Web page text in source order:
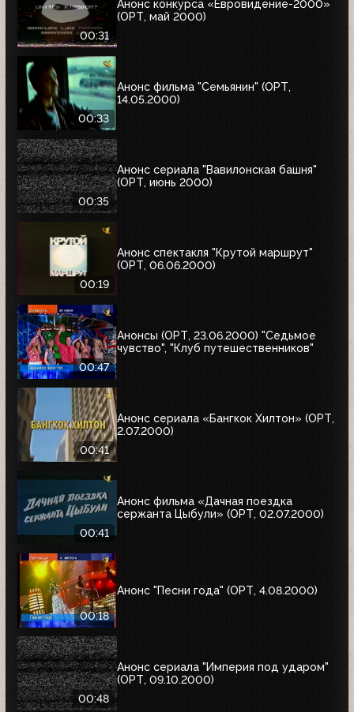
00:31
Анонс конкурса «Евровидение-2000»
(ОРТ, май 2000)
00:33
Анонс фильма "Семьянин" (ОРТ,
14.05.2000)
00:35
Анонс сериала "Вавилонская башня"
(ОРТ, июнь 2000)
00:19
Анонс спектакля "Крутой маршрут"
(ОРТ, 06.06.2000)
00:47
Анонсы (ОРТ, 23.06.2000) "Седьмое
чувство", "Клуб путешественников"
00:41
Анонс сериала «Бангкок Хилтон» (ОРТ,
2.07.2000)
00:41
Анонс фильма «Дачная поездка
сержанта Цыбули» (ОРТ, 02.07.2000)
00:18
Анонс "Песни года" (ОРТ, 4.08.2000)
00:48
Анонс сериала "Империя под ударом"
(ОРТ, 09.10.2000)